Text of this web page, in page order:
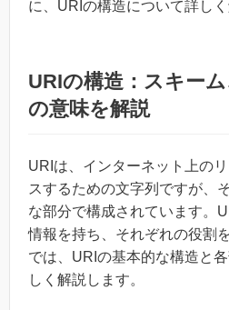
に、URIの構造について詳しく
URIの構造：スキー
の意味を解説
URIは、インターネット上の
スするための文字列ですが、
な部分で構成されています。
情報を持ち、それぞれの役割
では、URIの基本的な構造と
しく解説します。